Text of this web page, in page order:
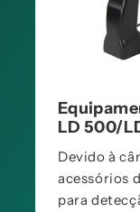
LD 500/
Devido à
acessórios
para